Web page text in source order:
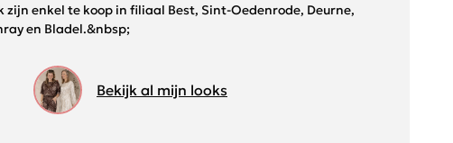
zijn enkel te koop in filiaal Best, Sint-Oedenrode, Deurne,
en Bladel.&nbsp;
Bekijk al mijn looks